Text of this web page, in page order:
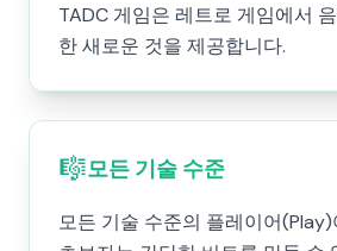
TADC 게임은 레트로 게임에서
한 새로운 것을 제공합니다.
🎼모든 기술 수준
모든 기술 수준의 플레이어